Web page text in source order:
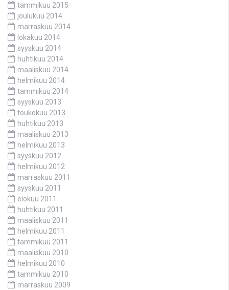
tammikuu 2015
joulukuu 2014
marraskuu 2014
lokakuu 2014
syyskuu 2014
huhtikuu 2014
maaliskuu 2014
helmikuu 2014
tammikuu 2014
syyskuu 2013
toukokuu 2013
huhtikuu 2013
maaliskuu 2013
helmikuu 2013
syyskuu 2012
helmikuu 2012
marraskuu 2011
syyskuu 2011
elokuu 2011
huhtikuu 2011
maaliskuu 2011
helmikuu 2011
tammikuu 2011
maaliskuu 2010
helmikuu 2010
tammikuu 2010
marraskuu 2009